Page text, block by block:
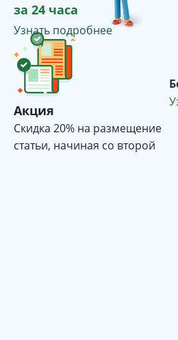
за 24 часа
Узнать подробнее
Акция
Cкидка 20% на размещение
статьи, начиная со второй